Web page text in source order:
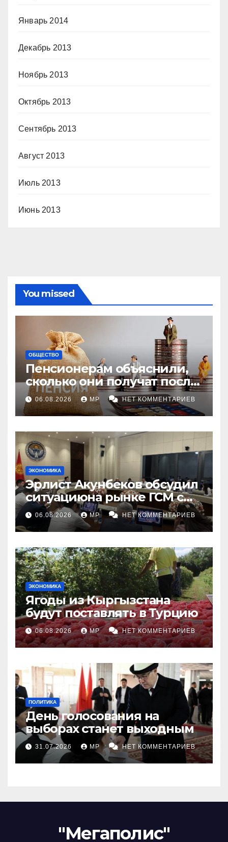
Январь 2014
Декабрь 2013
Ноябрь 2013
Октябрь 2013
Сентябрь 2013
Август 2013
Июль 2013
Июнь 2013
You missed
ОБЩЕСТВО
Пенсионерам объяснили,
сколько они получат после
индексации
06.08.2026 MP НЕТ КОММЕНТАРИЕВ
ЭКОНОМИКА
Эрлист Акунбеков обсудил
ситуациюна рынке ГСМ с
топливными компаниями
06.08.2026 MP НЕТ КОММЕНТАРИЕВ
ЭКОНОМИКА
Ягоды из Кыргызстана
будут поставлять в Турцию
06.08.2026 MP НЕТ КОММЕНТАРИЕВ
ПОЛИТИКА
День голосования на
выборах станет выходным
31.07.2026 MP НЕТ КОММЕНТАРИЕВ
"Мегаполис"